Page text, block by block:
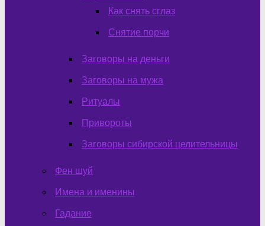
Как снять сглаз
Снятие порчи
Заговоры на деньги
Заговоры на мужа
Ритуалы
Привороты
Заговоры сибирской целительницы
Фен шуй
Имена и именины
Гадание